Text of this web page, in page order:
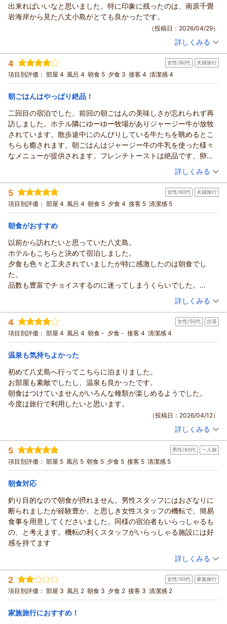
朝食バイキングは宿泊のお客様のみならず、島にお住いのお客
様も外来でお越しになるほど人気を博していると自負しており
ます。レモンジャムやレモンカードといったものをフレンチト
ーストやヨーグルトと一緒に召し上がる方がとても多いようで
す。
フロントやレストランスタッフの対応を高く評価いただきあり
がとうございます。励みになります。星空観賞会は雲のできや
すい八丈の特性上、開催できない事も多くありますが、時間を
過ぎると突然晴れ渡ることもあり、24時間開放している屋上か
またのご来島を心よりお待ち申し上げております。
（返信日：2026/05/07）
出来ればいいなと思いました。特に印象に残ったのは、南原千畳
岩海岸から見た八丈小島がとても良かったです。
（投稿日：2026/04/29）
投稿者： toraさん(男性/60代)
宿泊プラン： ～八丈島の旬の食材満載♪～料理長おまかせの創作和会席が楽
しめる！宿泊プラン【２食付】
ツイン 朝・夕
宿泊価格帯： 17,001～18,000円(大人一人あたり/税込)
この度は当ホテルをご利用頂き誠にありがとうございます。
通行止めだった昇龍道路は先日やっと開通いたしました。随所
で見られる台風の爪痕は凄まじいものですが、峠の展望台まで
行けるようになったのは島民としても嬉しく感じます。八丈小
島の方角は沈みゆく夕陽をご覧になれるため、大変人気のスポ
またのご来島を心よりお待ち申し上げております。
（返信日：2026/05/07）
詳しくみる
4 女性/60代 夫婦旅行
項目別評価： 部屋 4 風呂 4 朝食 5 夕食 3 接客 4 清潔感 4
朝ごはんはやっぱり絶品！
二回目の宿泊でした。前回の朝ごはんの美味しさが忘れられず再
訪しました。ホテル隣にゆーゆー牧場がありジャージー牛が放牧
されています。散歩途中にのんびりしている牛たちを眺めるとこ
ちらも癒されます。朝ごはんはジャージー牛の牛乳を使った様々
なメニューが提供されます。フレンチトーストは絶品です、卵も
すごく美味しいので。フレンチトーストにトッピングする、八丈
島産フルーツレモンのペーストや明日葉のペーストが大好きで
す。牛乳は低温殺菌されていて、デザートを飲んでいる感覚で
す。ヨーグルトはザクザクしていて、シンプルな味わいにレベル
の高さを感じます、一番お気に入りです。今回も時間をしっかり
（投稿日：2026/04/17）
宿泊時期： 2026年04月宿泊 (夫婦旅行)
投稿者： まどかさん
宿泊プラン： ～八丈島の旬の食材満載♪～料理長おまかせの創作和会席が楽
しめる！宿泊プラン【２食付】
ツイン 朝・夕
宿泊価格帯： 16,001～17,000円(大人一人あたり/税込)
リードパークリゾート八丈島からの返信
この度は当ホテルをご利用頂き誠にありがとうございます。朝
食に誘われての再訪というご意見は、スタッフ一同大変励みに
なります。ありがとうございます。当ホテルで利用している卵
は、垂土カルディアファームから供給される平飼い鶏の新鮮な
ものですので、とても好評です。八丈フルーツレモンは皮ごと
食べられる品種となっており、こちらもヨーグルト等の乳製品
と相性がとても良く好評です。
またのご来島を心よりお待ち申し上げております。
（返信日：2026/04/19）
詳しくみる
5 女性/60代 夫婦旅行
項目別評価： 部屋 4 風呂 4 朝食 5 夕食 4 接客 5 清潔感 5
朝食がおすすめ
以前から訪れたいと思っていた八丈島。
ホテルもこちらと決めて宿泊しました。
夕食も色々と工夫されていましたが特に感激したのは朝食でし
た。
品数も豊富でチョイスするのに迷ってしまうくらいでした。
総料理長をはじめ料理チームの意気込みが伝わりました。
お料理一つ一つにコメントが書いてありとても参考になりまし
た。
スタッフさんもとても丁寧に接して頂きました。
一つ残念なことはお天気が悪く滞在中に屋上からの星空観察が出
次回訪れるときは星空観察が出来るチャンスがあれば良いと思っ
ています。
お世話になりました。
（投稿日：2026/04/12）
宿泊時期： 2026年04月宿泊 (夫婦旅行)
投稿者： りーちゃんさん
宿泊プラン： ～八丈島の旬の食材満載♪～料理長おまかせの創作和会席が楽
しめる！宿泊プラン【２食付】
ツイン 朝・夕
宿泊価格帯： 15,001～16,000円(大人一人あたり/税込)
リードパークリゾート八丈島からの返信
この度は当ホテルをご利用頂き誠にありがとうございます。
和洋バイキングの朝食をお褒め頂き、ありがとうございます。
おかげさまで島内で別のお宿にご宿泊のお客様や、島に住んで
いる島民の皆様からもご好評をいただいております。味や雰囲
気はもちろんのこと、使いきれなかったしまぽ通貨や復幸お買
物券をホテルのレストランや売店でご利用いただけるのもポイ
ントでしょうか。
星空観賞については島の天候が急激に変わりやすいこともあ
り、なかなか開催率が低いところですが、ご覧になれる時は最
高の思い出になると思います。
（返信日：2026/04/13）
詳しくみる
4 女性/50代 出張
項目別評価： 部屋 4 風呂 4 朝食 - 夕食 - 接客 4 清潔感 4
温泉も気持ちよかった
初めて八丈島へ行ってこちらに泊まりました。
お部屋も素敵でしたし、温泉も良かったです。
朝食はつけていませんがいろんな種類が楽しめるようでした。
今度は旅行で利用したいと思います。
（投稿日：2026/04/12）
投稿者： rinさん(女性/50代)
宿泊プラン： ～のんびり気ままに寛ぎの時間を♪食事のついていないシンプ
ルステイ～宿泊プラン【素泊まり】
ツイン 食事なし
宿泊価格帯： 8,001～9,000円(大人一人あたり/税込)
この度は当ホテルをご利用頂き誠にありがとうございます。
客室や大浴場を高く評価頂きスタッフ一同大変励みになりま
す。
ありがとうございます。
またのご来島を心よりお待ち申し上げております。
（返信日：2026/04/13）
詳しくみる
5 男性/60代 一人旅
項目別評価： 部屋 5 風呂 5 朝食 5 夕食 5 接客 5 清潔感 5
朝食対応
釣り目的なので朝食が摂れません。男性スタッフにはおざなりに
断られましたが経験豊か、と思しき女性スタッフの機転で、簡易
食事を用意してくださいました。同様の宿泊者もいらっしゃるも
の、と考えます。機転の利くスタッフがいらっしゃる施設には好
感を持てます
（投稿日：2026/04/10）
宿泊時期： 2026年04月宿泊 (一人旅)
投稿者： ひでさん
宿泊プラン： ～八丈島の旬の食材満載♪～料理長おまかせの創作和会席が楽
しめる！宿泊プラン【２食付】
ダブル 朝・夕
宿泊価格帯： 21,001～22,000円(大人一人あたり/税込)
詳しくみる
2 女性/50代 家族旅行
項目別評価： 部屋 3 風呂 2 朝食 3 夕食 2 接客 3 清潔感 2
家族旅行におすすめ！